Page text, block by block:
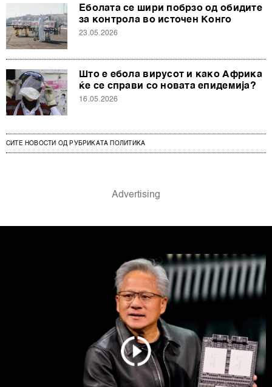
деталите“. Согласноста можете во кој било момент да
ја повлечете без негативни последици.
Еболата се шири побрзо од обидите
за контрола во источен Конго
23.05.2026
Што е ебола вирусот и како Африка
ќе се справи со новата епидемија?
16.05.2026
СИТЕ НОВОСТИ ОД РУБРИКАТА ПОЛИТИКА